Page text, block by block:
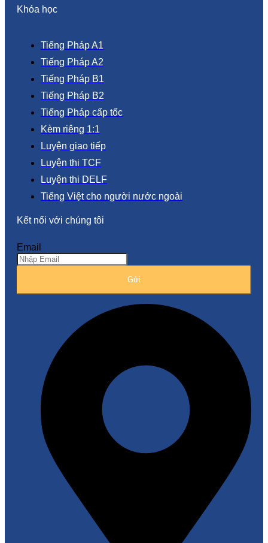
Khóa học
Tiếng Pháp A1
Tiếng Pháp A2
Tiếng Pháp B1
Tiếng Pháp B2
Tiếng Pháp cấp tốc
Kèm riêng 1:1
Luyện giao tiếp
Luyện thi TCF
Luyện thi DELF
Tiếng Việt cho người nước ngoài
Kết nối với chúng tôi
Email
Gửi